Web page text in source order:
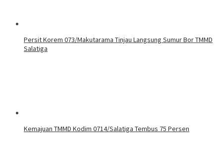
Persit Korem 073/Makutarama Tinjau Langsung Sumur Bor TMMD
Salatiga
Kemajuan TMMD Kodim 0714/Salatiga Tembus 75 Persen